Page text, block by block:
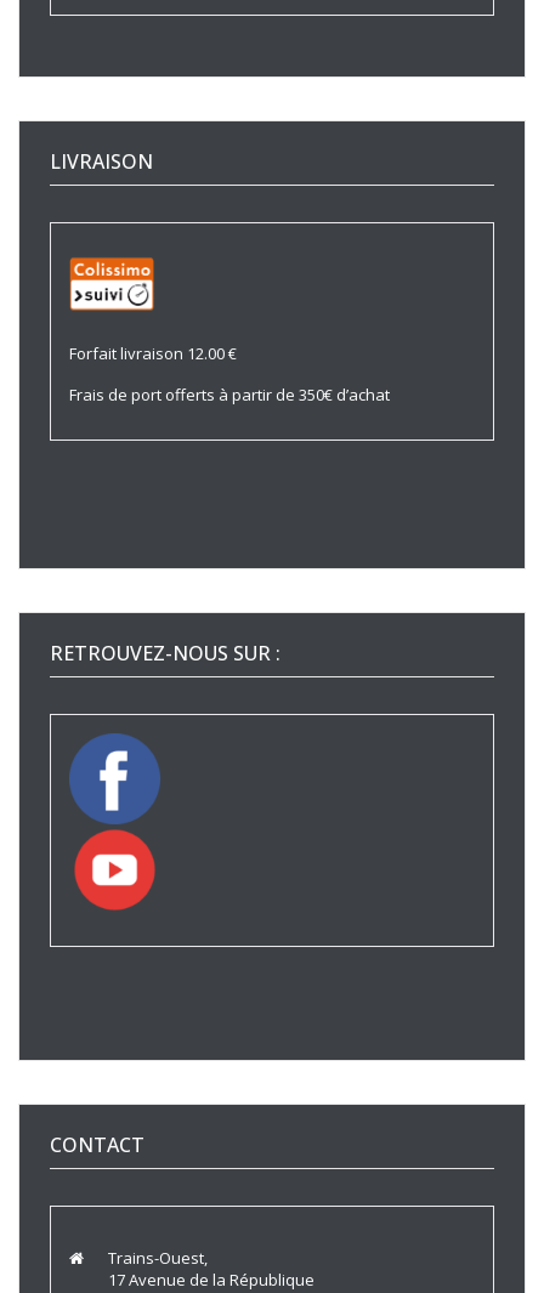
LIVRAISON
Forfait livraison 12.00 €
Frais de port offerts à partir de 350€ d’achat
RETROUVEZ-NOUS SUR :
CONTACT
Trains-Ouest,
17 Avenue de la République